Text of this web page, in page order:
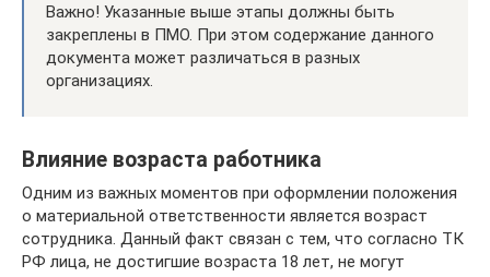
Важно! Указанные выше этапы должны быть
закреплены в ПМО. При этом содержание данного
документа может различаться в разных
организациях.
Влияние возраста работника
Одним из важных моментов при оформлении положения
о материальной ответственности является возраст
сотрудника. Данный факт связан с тем, что согласно ТК
РФ лица, не достигшие возраста 18 лет, не могут